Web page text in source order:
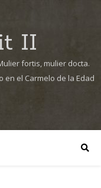
II
fortis, mulier docta.
el Carmelo de la Edad